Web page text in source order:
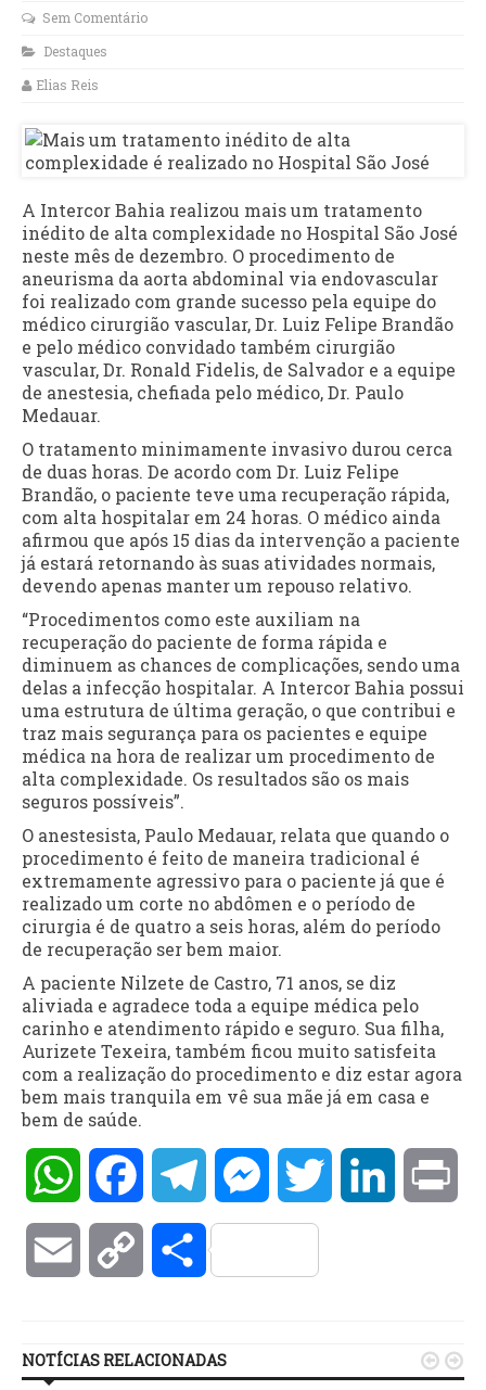
Sem Comentário
Destaques
Elias Reis
A Intercor Bahia realizou mais um tratamento
inédito de alta complexidade no Hospital São José
neste mês de dezembro. O procedimento de
aneurisma da aorta abdominal via endovascular
foi realizado com grande sucesso pela equipe do
médico cirurgião vascular, Dr. Luiz Felipe Brandão
e pelo médico convidado também cirurgião
vascular, Dr. Ronald Fidelis, de Salvador e a equipe
de anestesia, chefiada pelo médico, Dr. Paulo
Medauar.
O tratamento minimamente invasivo durou cerca
de duas horas. De acordo com Dr. Luiz Felipe
Brandão, o paciente teve uma recuperação rápida,
com alta hospitalar em 24 horas. O médico ainda
afirmou que após 15 dias da intervenção a paciente
já estará retornando às suas atividades normais,
devendo apenas manter um repouso relativo.
“Procedimentos como este auxiliam na
recuperação do paciente de forma rápida e
diminuem as chances de complicações, sendo uma
delas a infecção hospitalar. A Intercor Bahia possui
uma estrutura de última geração, o que contribui e
traz mais segurança para os pacientes e equipe
médica na hora de realizar um procedimento de
alta complexidade. Os resultados são os mais
seguros possíveis”.
O anestesista, Paulo Medauar, relata que quando o
procedimento é feito de maneira tradicional é
extremamente agressivo para o paciente já que é
realizado um corte no abdômen e o período de
cirurgia é de quatro a seis horas, além do período
de recuperação ser bem maior.
A paciente Nilzete de Castro, 71 anos, se diz
aliviada e agradece toda a equipe médica pelo
carinho e atendimento rápido e seguro. Sua filha,
Aurizete Texeira, também ficou muito satisfeita
com a realização do procedimento e diz estar agora
bem mais tranquila em vê sua mãe já em casa e
bem de saúde.
WhatsAppFacebookTelegramMessengerTwitter LinkedIn
Email Copy Compartilhar
NOTÍCIAS RELACIONADAS  